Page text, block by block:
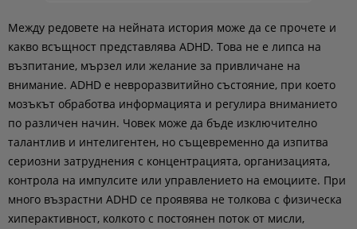
Между редовете на нейната история може да се прочете и
какво всъщност представлява ADHD. Това не е липса на
възпитание, мързел или желание за привличане на
внимание. ADHD е невроразвитийно състояние, при което
мозъкът обработва информацията и регулира вниманието
по различен начин. Човек може да бъде изключително
талантлив и интелигентен, но същевременно да изпитва
сериозни затруднения с концентрацията, организацията,
контрола на импулсите или управлението на емоциите. При
много възрастни ADHD се проявява не толкова с физическа
хиперактивност, колкото с постоянен поток от мисли,